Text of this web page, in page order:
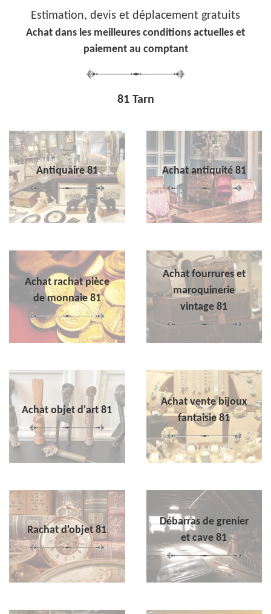
Estimation, devis et déplacement gratuits
Achat dans les meilleures conditions actuelles et
paiement au comptant
81 Tarn
Antiquaire 81 Achat antiquité 81
Achat rachat pièce
de monnaie 81
Achat fourrures et
maroquinerie
vintage 81
Achat objet d'art 81
Achat vente bijoux
fantaisie 81
Rachat d'objet 81
Débarras de grenier
et cave 81